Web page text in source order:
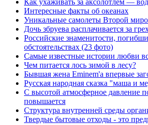
Как ухаживать за аксолотлем —
Интересные факты об океанах
Уникальные самолеты Второй
Дочь збруева расплачивается за
Российские знаменитости,
обстоятельствах (23 фото)
Самые известные истории любви
Чем питается лось зимой в лесу?
Бывшая жена Eminem'а впервые
Русская народная сказка "маша и
С высотой атмосферное давление
повышается
Структура внутренней среды
Твердые бытовые отходы - это